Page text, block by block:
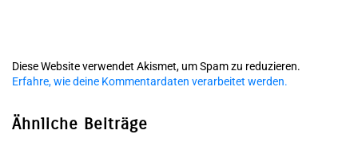
Diese Website verwendet Akismet, um Spam zu reduzieren.
Erfahre, wie deine Kommentardaten verarbeitet werden.
Ähnliche Beiträge